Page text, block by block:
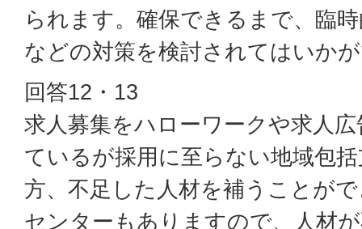
られます。確保できるまで、臨
などの対策を検討されてはいか
回答12・13
求人募集をハローワークや求人
ているが採用に至らない地域包
方、不足した人材を補うことが
センターもありますので、人材